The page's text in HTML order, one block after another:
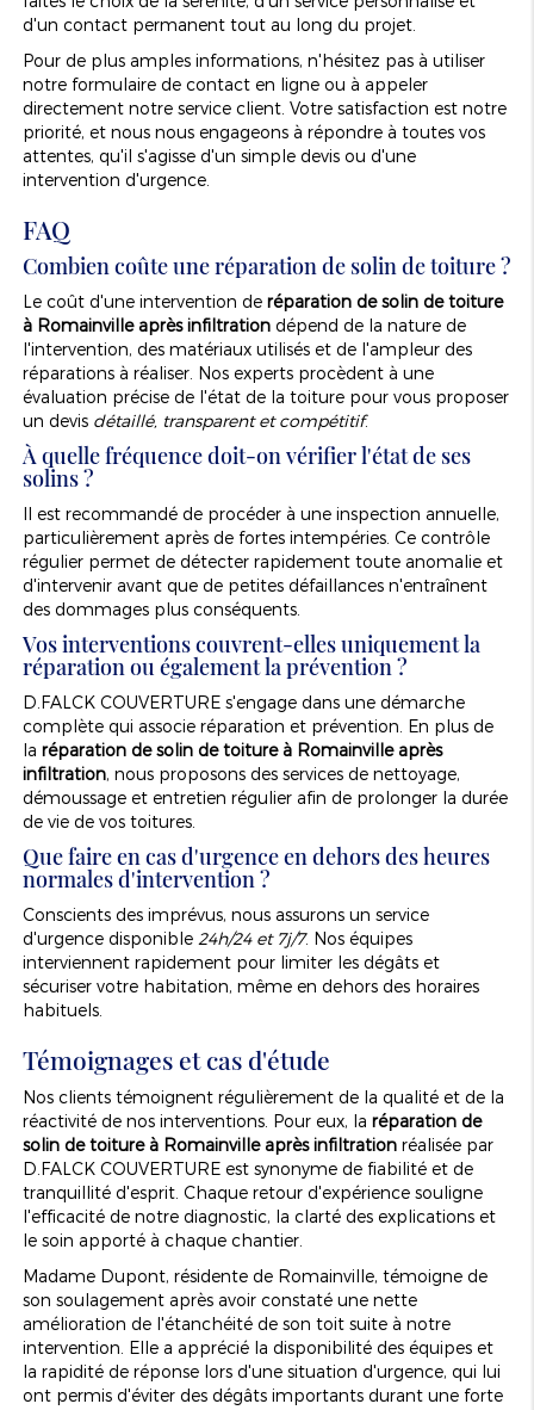
d'un contact permanent tout au long du projet.
Pour de plus amples informations, n'hésitez pas à utiliser
notre formulaire de contact en ligne ou à appeler
directement notre service client. Votre satisfaction est notre
priorité, et nous nous engageons à répondre à toutes vos
attentes, qu'il s'agisse d'un simple devis ou d'une
intervention d'urgence.
FAQ
Combien coûte une réparation de solin de toiture ?
Le coût d'une intervention de réparation de solin de toiture
à Romainville après infiltrationdépend de la nature de
l'intervention, des matériaux utilisés et de l'ampleur des
réparations à réaliser. Nos experts procèdent à une
évaluation précise de l'état de la toiture pour vous proposer
un devis détaillé, transparent et compétitif.
À quelle fréquence doit-on vérifier l'état de ses
solins ?
Il est recommandé de procéder à une inspection annuelle,
particulièrement après de fortes intempéries. Ce contrôle
régulier permet de détecter rapidement toute anomalie et
d'intervenir avant que de petites défaillances n'entraînent
des dommages plus conséquents.
Vos interventions couvrent-elles uniquement la
réparation ou également la prévention ?
D.FALCK COUVERTURE s'engage dans une démarche
complète qui associe réparation et prévention. En plus de
la réparation de solin de toiture à Romainville après
infiltration, nous proposons des services de nettoyage,
démoussage et entretien régulier afin de prolonger la durée
de vie de vos toitures.
Que faire en cas d'urgence en dehors des heures
normales d'intervention ?
Conscients des imprévus, nous assurons un service
d'urgence disponible 24h/24 et 7j/7. Nos équipes
interviennent rapidement pour limiter les dégâts et
sécuriser votre habitation, même en dehors des horaires
habituels.
Témoignages et cas d'étude
Nos clients témoignent régulièrement de la qualité et de la
réactivité de nos interventions. Pour eux, la réparation de
solin de toiture à Romainville après infiltrationréalisée par
D.FALCK COUVERTURE est synonyme de fiabilité et de
tranquillité d'esprit. Chaque retour d'expérience souligne
l'efficacité de notre diagnostic, la clarté des explications et
le soin apporté à chaque chantier.
Madame Dupont, résidente de Romainville, témoigne de
son soulagement après avoir constaté une nette
amélioration de l'étanchéité de son toit suite à notre
intervention. Elle a apprécié la disponibilité des équipes et
la rapidité de réponse lors d'une situation d'urgence, qui lui
ont permis d'éviter des dégâts importants durant une forte